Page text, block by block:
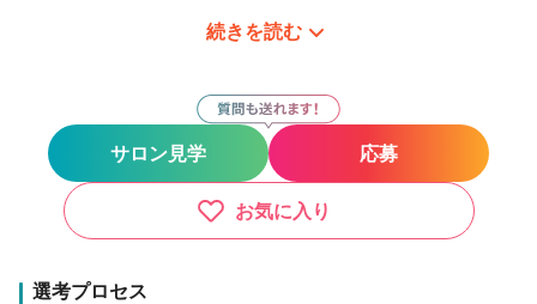
サロン見学だけでというのでもOKです。
現在、日本全国（47都道府県）にAgu.は展開中です。
あなたの働きたい場所で、やりたい働き方を!
【○○したい！がAgu.ならできます！！】
●バリバリ派
・都会で美容師として活躍したい！
・地元に帰って美容師として活躍したい！
・子供を保育園などに預けている間だけ働きたい♪
続きを読む
サロン見学 応募
お気に入り
選考プロセス